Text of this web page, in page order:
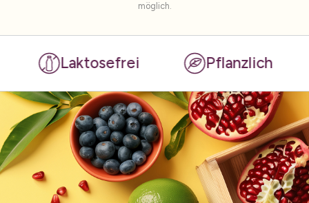
möglich.
Laktosefrei Pflanzlich